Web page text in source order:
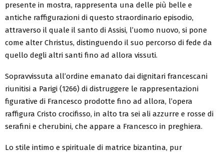
presente in mostra, rappresenta una delle più belle e
antiche raffigurazioni di questo straordinario episodio,
attraverso il quale il santo di Assisi, l’uomo nuovo, si pone
come alter Christus, distinguendo il suo percorso di fede da
quello degli altri santi fino ad allora vissuti.
Sopravvissuta all’ordine emanato dai dignitari francescani
riunitisi a Parigi (1266) di distruggere le rappresentazioni
figurative di Francesco prodotte fino ad allora, l’opera
raffigura Cristo crocifisso, in alto tra sei ali azzurre e rosse di
serafini e cherubini, che appare a Francesco in preghiera.
Lo stile intimo e spirituale di matrice bizantina, pur